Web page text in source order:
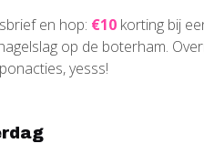
en hop: €10 korting bij
op de boterham.
yesss!